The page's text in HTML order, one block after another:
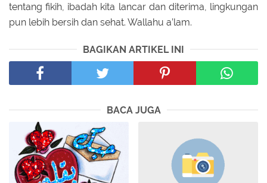
tentang fikih, ibadah kita lancar dan diterima, lingkungan
pun lebih bersih dan sehat. Wallahu a’lam.
BAGIKAN ARTIKEL INI
BACA JUGA